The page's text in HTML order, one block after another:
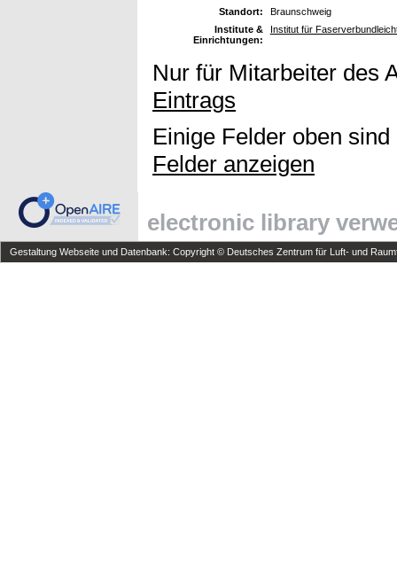
Standort:
Braunschweig
Institute &
Einrichtungen:
Institut für
Nur für Mitarbeiter des
Eintrags
Einige Felder oben
Felder anzeigen
electronic library
Gestaltung Webseite und Datenbank: Copyright © Deutsches Zentrum für Luft- und